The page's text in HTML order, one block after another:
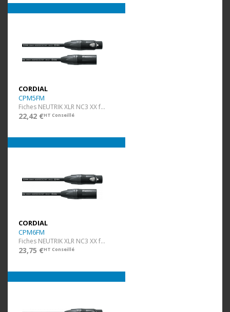
CORDIAL
CPM5FM
Fiches NEUTRIK XLR NC3 XX f/m - 5 m
22,42 €HT Conseillé
CORDIAL
CPM6FM
Fiches NEUTRIK XLR NC3 XX f/m - 6 m
23,75 €HT Conseillé